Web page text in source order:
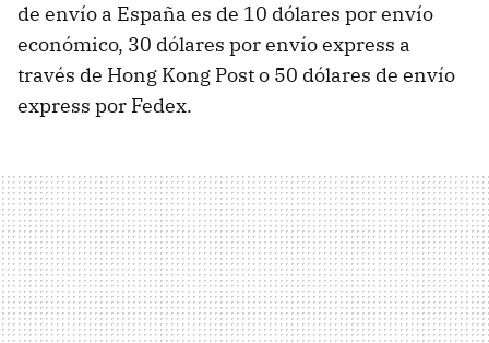
de envío a España es de 10 dólares por envío
económico, 30 dólares por envío express a
través de Hong Kong Post o 50 dólares de envío
express por Fedex.